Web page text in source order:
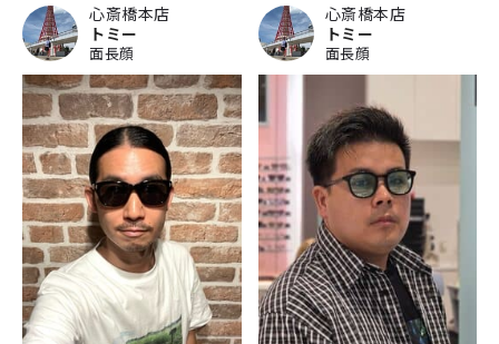
心斎橋本店
トミー
面長顔
心斎橋本店
トミー
面長顔